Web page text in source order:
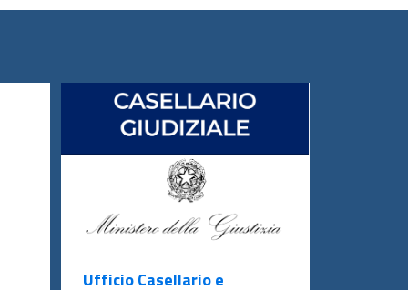
Ufficio Casellario e